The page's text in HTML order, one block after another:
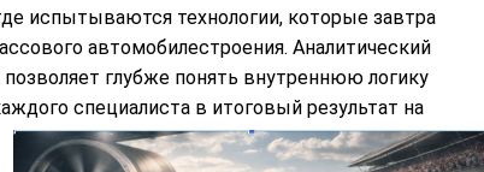
испытываются технологии, которые завтра
автомобилестроения. Аналитический
позволяет глубже понять внутреннюю логику
специалиста в итоговый результат на